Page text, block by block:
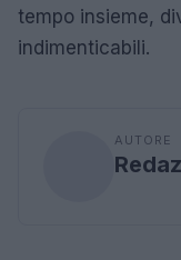
tempo insieme,
indimenticabili.
AUTORE